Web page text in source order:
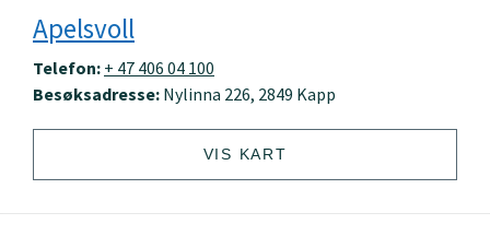
Apelsvoll
Telefon: + 47 406 04 100
Besøksadresse: Nylinna 226, 2849 Kapp
VIS KART